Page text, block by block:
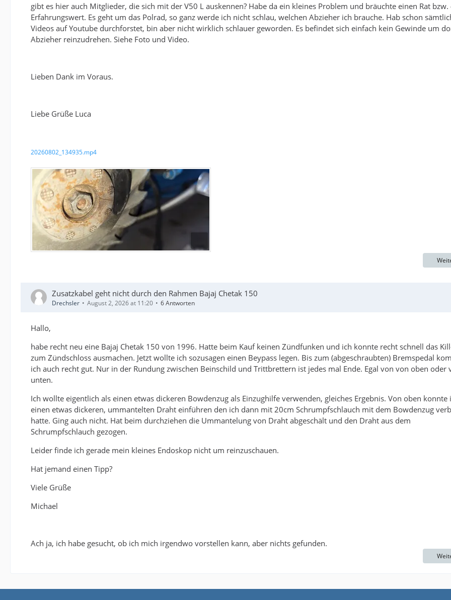
gibt es hier auch Mitglieder, die sich mit der V50 L auskennen? Habe da ein kleines Problem und bräuchte einen Rat bzw.
Erfahrungswert. Es geht um das Polrad, so ganz werde ich nicht schlau, welchen Abzieher ich brauche. Hab schon
Videos auf Youtube durchforstet, bin aber nicht wirklich schlauer geworden. Es befindet sich einfach kein Gewinde um
Abzieher reinzudrehen. Siehe Foto und Video.
Lieben Dank im Voraus.
Liebe Grüße Luca
20260802_134935.mp4
Zusatzkabel geht nicht durch den Rahmen Bajaj Chetak 150
Drechsler August 2, 2026 at 11:20 6 Antworten
Hallo,
habe recht neu eine Bajaj Chetak 150 von 1996. Hatte beim Kauf keinen Zündfunken und ich konnte recht schnell das
zum Zündschloss ausmachen. Jetzt wollte ich sozusagen einen Beypass legen. Bis zum (abgeschraubten) Bremspedal
ich auch recht gut. Nur in der Rundung zwischen Beinschild und Trittbrettern ist jedes mal Ende. Egal von von oben oder
unten.
Ich wollte eigentlich als einen etwas dickeren Bowdenzug als Einzughilfe verwenden, gleiches Ergebnis. Von oben konnte
einen etwas dickeren, ummantelten Draht einführen den ich dann mit 20cm Schrumpfschlauch mit dem Bowdenzug
hatte. Ging auch nicht. Hat beim durchziehen die Ummantelung von Draht abgeschält und den Draht aus dem
Schrumpfschlauch gezogen.
Leider finde ich gerade mein kleines Endoskop nicht um reinzuschauen.
Hat jemand einen Tipp?
Viele Grüße
Michael
Ach ja, ich habe gesucht, ob ich mich irgendwo vorstellen kann, aber nichts gefunden.